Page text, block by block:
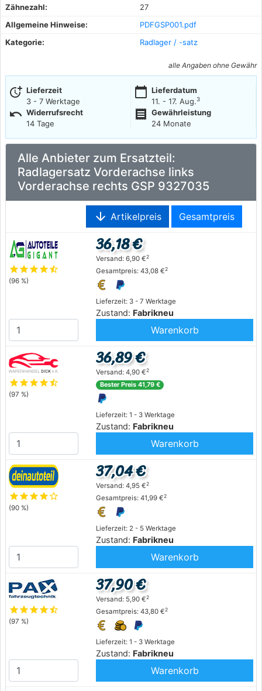
Zähnezahl:
27
Allgemeine Hinweise:
PDFGSP001.pdf
Kategorie:
Radlager / -satz
alle Angaben ohne Gewähr
more_time Lieferzeit
3 - 7 Werktage
calendar_today Lieferdatum
11. - 17. Aug.3
undo Widerrufsrecht
14 Tage
receipt
Gewährleistung
24 Monate
Alle Anbieter zum Ersatzteil:
Radlagersatz Vorderachse links
Vorderachse rechts GSP 9327035
arrow_downward Artikelpreis Gesamtpreis
starstarstarstarstar_half
(96 %)
Lieferzeit: 3 - 7 Werktage
Zustand: Fabrikneu
36,18 €
Versand: 6,90 €2
Gesamtpreis: 43,08 €2
Warenkorb
starstarstarstarstar_half
(97 %)
Lieferzeit: 1 - 3 Werktage
Zustand: Fabrikneu
36,89 €
Versand: 4,90 €2
Bester Preis 41,79 €
Warenkorb
starstarstarstarstar_outline
(90 %)
Lieferzeit: 2 - 5 Werktage
Zustand: Fabrikneu
37,04 €
Versand: 4,95 €2
Gesamtpreis: 41,99 €2
Warenkorb
starstarstarstarstar_half
(97 %)
Lieferzeit: 1 - 3 Werktage
Zustand: Fabrikneu
37,90 €
Versand: 5,90 €2
Gesamtpreis: 43,80 €2
Warenkorb